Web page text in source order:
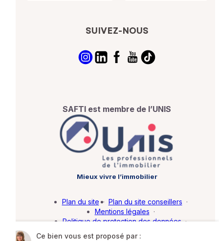
Ce bien vous est proposé par :
SUIVEZ-NOUS
SAFTI est membre de l’UNIS
Mieux vivre l’immobilier
Plan du site · Plan du site conseillers ·
Mentions légales ·
Politique de protection des données ·